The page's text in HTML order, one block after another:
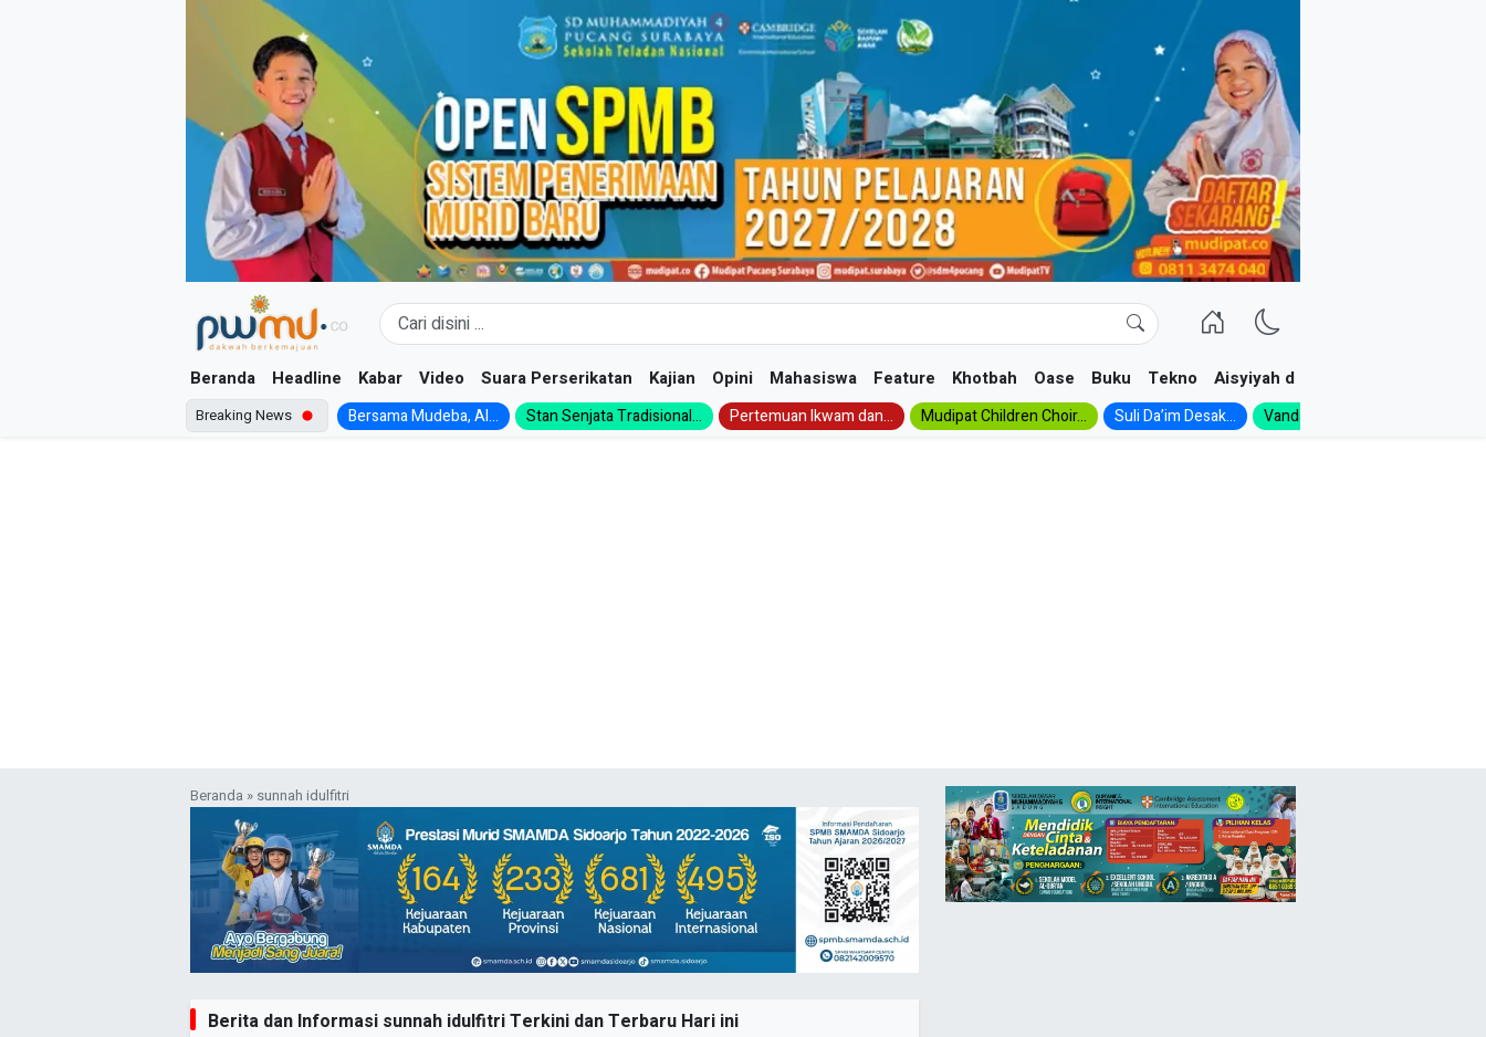
Beranda Headline Kabar Video Suara Perserikatan Kajian Opini Mahasiswa Feature Khotbah Oase Buku Tekno Aisyiyah dan NA
Breaking News Bersama Mudeba, Al... Stan Senjata Tradisional... Pertemuan Ikwam dan... Mudipat Children Choir... Suli Da’im Desak... Vanda, Siswa SMK...
Beranda » sunnah idulfitri
Berita dan Informasi sunnah idulfitri Terkini dan Terbaru Hari ini